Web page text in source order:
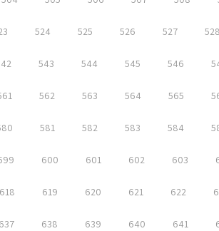
524 525 526 527 528
543 544 545 546
562 563 564 565
581 582 583 584
600 601 602 603
619 620 621 622
638 639 640 641